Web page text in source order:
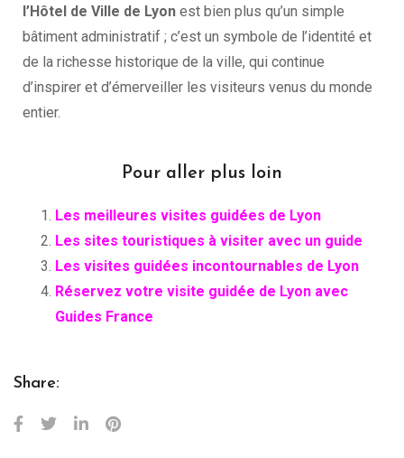
l’Hôtel de Ville de Lyon est bien plus qu’un simple
bâtiment administratif ; c’est un symbole de l’identité et
de la richesse historique de la ville, qui continue
d’inspirer et d’émerveiller les visiteurs venus du monde
entier.
Pour aller plus loin
Les meilleures visites guidées de Lyon
Les sites touristiques à visiter avec un guide
Les visites guidées incontournables de Lyon
Réservez votre visite guidée de Lyon avec
Guides France
Share: